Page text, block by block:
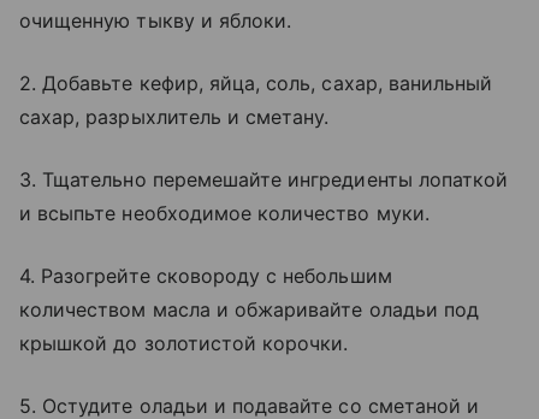
очищенную тыкву и яблоки.
2. Добавьте кефир, яйца, соль, сахар, ванильный
сахар, разрыхлитель и сметану.
3. Тщательно перемешайте ингредиенты лопаткой
и всыпьте необходимое количество муки.
4. Разогрейте сковороду с небольшим
количеством масла и обжаривайте оладьи под
крышкой до золотистой корочки.
5. Остудите оладьи и подавайте со сметаной и